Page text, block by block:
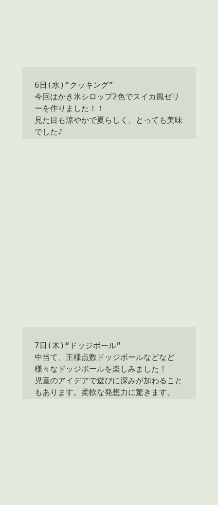
6日(水)“クッキング”
今回はかき氷シロップ2色でスイカ風ゼリ
ーを作りました！！
見た目も涼やかで夏らしく、とっても美味
7日(木)“ドッジボール”
中当て、王様点数ドッジボールなどなど
様々なドッジボールを楽しみました！
児童のアイデアで遊びに深みが加わること